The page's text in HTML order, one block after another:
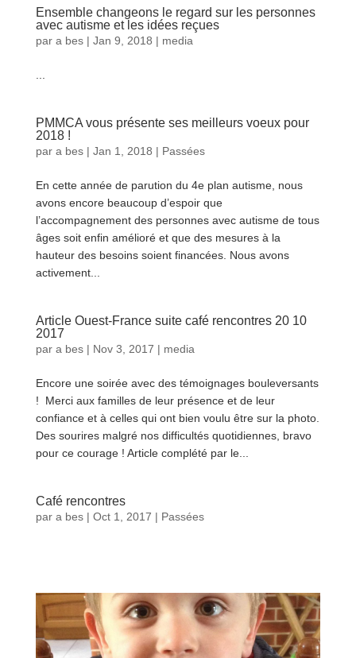
Ensemble changeons le regard sur les personnes
avec autisme et les idées reçues
par a bes| Jan 9, 2018 | media
PMMCA vous présente ses meilleurs voeux pour
2018 !
par a bes| Jan 1, 2018 | Passées
En cette année de parution du 4e plan autisme, nous
avons encore beaucoup d’espoir que
l’accompagnement des personnes avec autisme de tous
âges soit enfin amélioré et que des mesures à la
hauteur des besoins soient financées. Nous avons
activement...
Article Ouest-France suite café rencontres 20 10
2017
par a bes| Nov 3, 2017 | media
Encore une soirée avec des témoignages bouleversants
! Merci aux familles de leur présence et de leur
confiance et à celles qui ont bien voulu être sur la photo.
Des sourires malgré nos difficultés quotidiennes, bravo
pour ce courage ! Article complété par le...
Café rencontres
par a bes| Oct 1, 2017 | Passées